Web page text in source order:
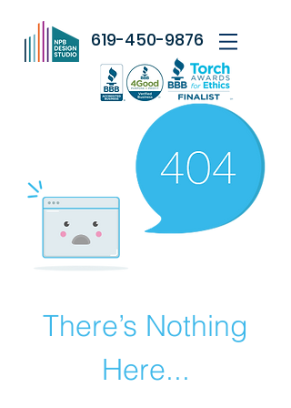
619-450-9876
There’s Nothing
Here...